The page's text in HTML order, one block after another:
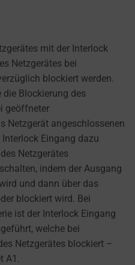
mit der Interlock
Netzgerätes bei
blockiert werden.
Blockierung des
geöffneter
Netzgerät angeschlossenen
Eingang dazu
Netzgerätes
indem der Ausgang
und dann über das
blockiert wird. Bei
ist der Interlock Eingang
welche bei
Netzgerätes blockiert –
A1.